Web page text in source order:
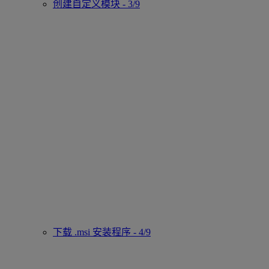
创建自定义模块 - 3/9
下载 .msi 安装程序 - 4/9